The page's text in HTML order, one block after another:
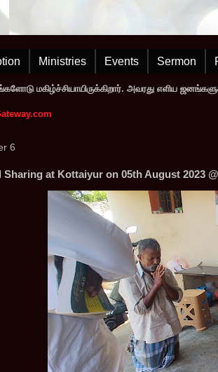
Ministries Events Sermon
மகிழ்ச்சியாயிருக்கிறார். அவரது எளிய
6
Sharing at Kottaiyur on 05th August 2023